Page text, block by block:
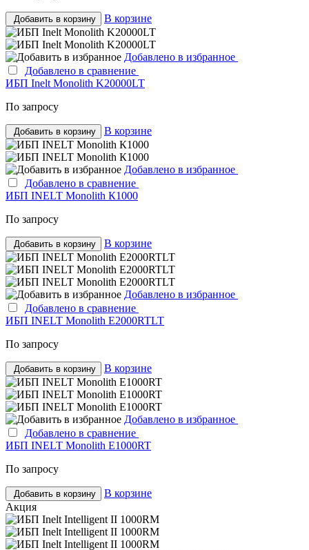
Добавить в корзину В корзине
Добавлено в избранное
Добавлено в сравнение
ИБП Inelt Monolith K20000LT
По запросу
Добавить в корзину В корзине
Добавлено в избранное
Добавлено в сравнение
ИБП INELT Monolith К1000
По запросу
Добавить в корзину В корзине
Добавлено в избранное
Добавлено в сравнение
ИБП INELT Monolith E2000RTLT
По запросу
Добавить в корзину В корзине
Добавлено в избранное
Добавлено в сравнение
ИБП INELT Monolith E1000RT
По запросу
Добавить в корзину
В корзине
Акция